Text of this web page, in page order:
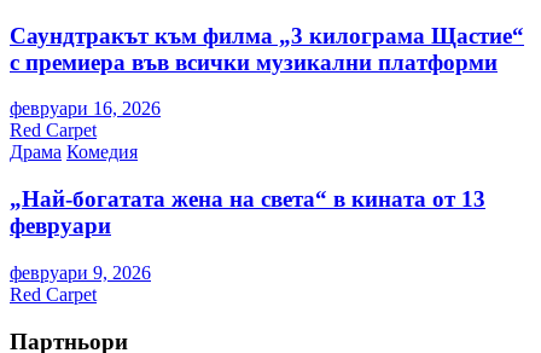
Саундтракът към филма „3 килограма Щастие“
с премиера във всички музикални платформи
февруари 16, 2026
Red Carpet
Драма Комедия
„Най-богатата жена на света“ в кината от 13
февруари
февруари 9, 2026
Red Carpet
Партньори